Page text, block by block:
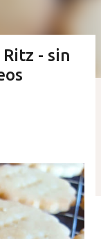
Ritz - sin